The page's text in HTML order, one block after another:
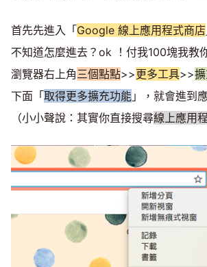
首先先進入「Google 線上應用程式商店
不知道怎麼進去？ok ！付我100塊我教
瀏覽器右上角三個點點>>更多工具>>
下面「取得更多擴充功能 」，就會進到
（小小聲說：其實你直接搜尋線上應用